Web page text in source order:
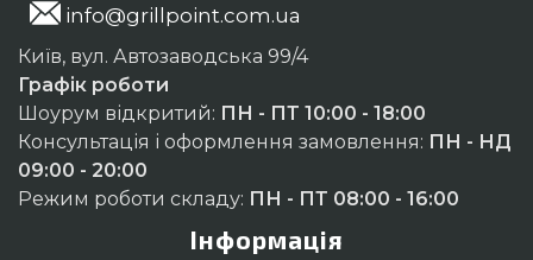
info@grillpoint.com.ua
Київ, вул. Автозаводська 99/4
Графік роботи
Шоурум відкритий: ПН - ПТ 10:00 - 18:00
Консультація і оформлення замовлення: ПН - НД
09:00 - 20:00
Режим роботи складу: ПН - ПТ 08:00 - 16:00
Інформація